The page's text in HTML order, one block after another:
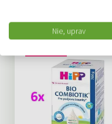
Nie, uprav
DOPRAVA ZDARMA